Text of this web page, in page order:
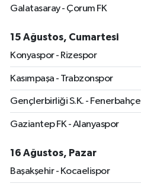
Galatasaray - Çorum FK
15 Ağustos, Cumartesi
Konyaspor - Rizespor
Kasımpaşa - Trabzonspor
Gençlerbirliği S.K. - Fenerbahçe
Gaziantep FK - Alanyaspor
16 Ağustos, Pazar
Başakşehir - Kocaelispor